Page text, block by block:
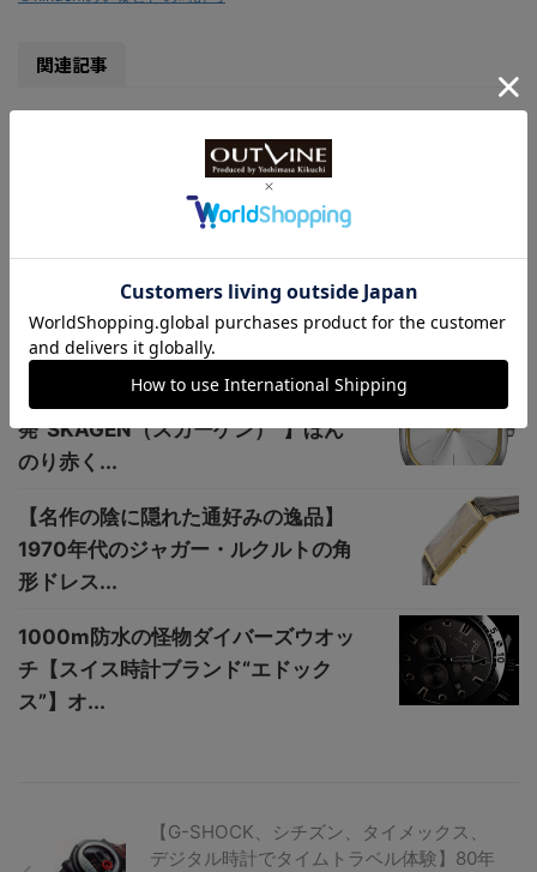
関連記事
GMT機能×幻想的な宇宙デザイン全
5色【史上初宇宙へ行った腕時
達ルミノックス】ツートンベゼル2種
が【SO...
2025年春コレクション【北欧
発“SKAGEN（スカーゲン）”】ほん
のり赤く...
【名作の陰に隠れた通好みの逸品】
1970年代のジャガー・ルクルトの角
形ドレス...
1000m防水の怪物ダイバーズウオッ
チ【スイス時計ブランド“エドック
ス”】オ...
【G-SHOCK、シチズン、タイメックス、
デジタル時計でタイムトラベル体験】80年